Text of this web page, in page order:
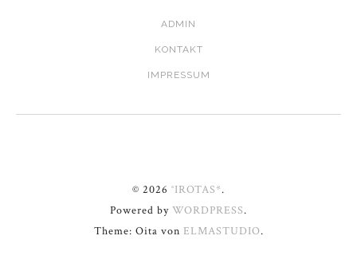
ADMIN
KONTAKT
IMPRESSUM
© 2026 °IROTAS*.
Powered by WORDPRESS.
Theme: Oita von ELMASTUDIO.